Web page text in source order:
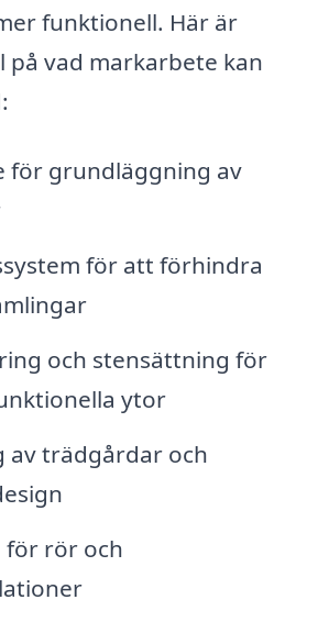
funktionell. Här är
på vad markarbete kan
för grundläggning av
för att förhindra
och stensättning för
ytor
av trädgårdar och
för rör och